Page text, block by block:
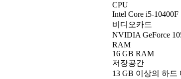
CPU
Intel Core i5-
비디오카드
NVIDIA GeForce
RAM
16 GB RAM
저장공간
13 GB 이상의 하드